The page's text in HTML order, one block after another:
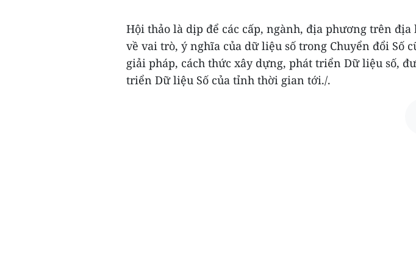
Hội thảo là dịp để các cấp, ngành, địa phương trên
về vai trò, ý nghĩa của dữ liệu số trong Chuyển đổi Số
giải pháp, cách thức xây dựng, phát triển Dữ liệu số,
triển Dữ liệu Số của tỉnh thời gian tới./.